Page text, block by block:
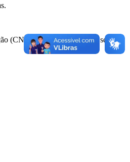
(CNH), por exemplo, ainda será